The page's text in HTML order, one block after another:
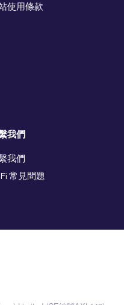
使用條款
我們
我們
常見問題